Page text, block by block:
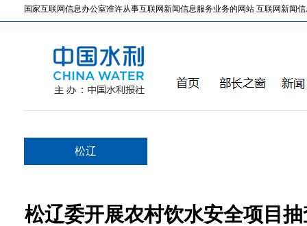
国家互联网信息办公室准许从事互联网新闻信息服务业务的网站 互联网新闻信
松辽
松辽委开展农村饮水安全项目